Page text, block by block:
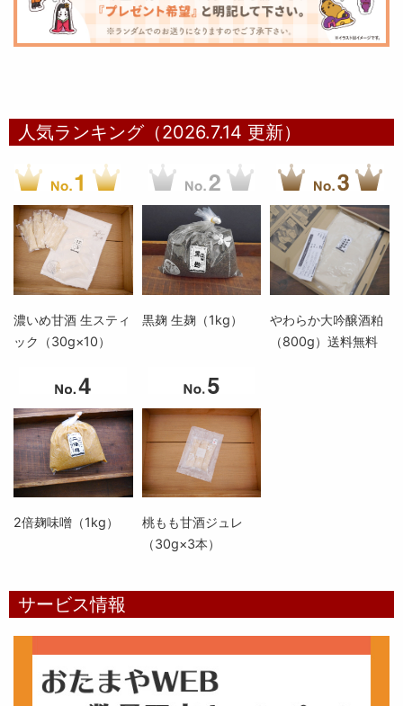
人気ランキング（2026.7.14 更新）
濃いめ甘酒 生スティ
ック（30g×10）
黒麹 生麹（1kg）
やわらか大吟醸酒粕
（800g）送料無料
2倍麹味噌（1kg）
桃もも甘酒ジュレ
（30g×3本）
サービス情報